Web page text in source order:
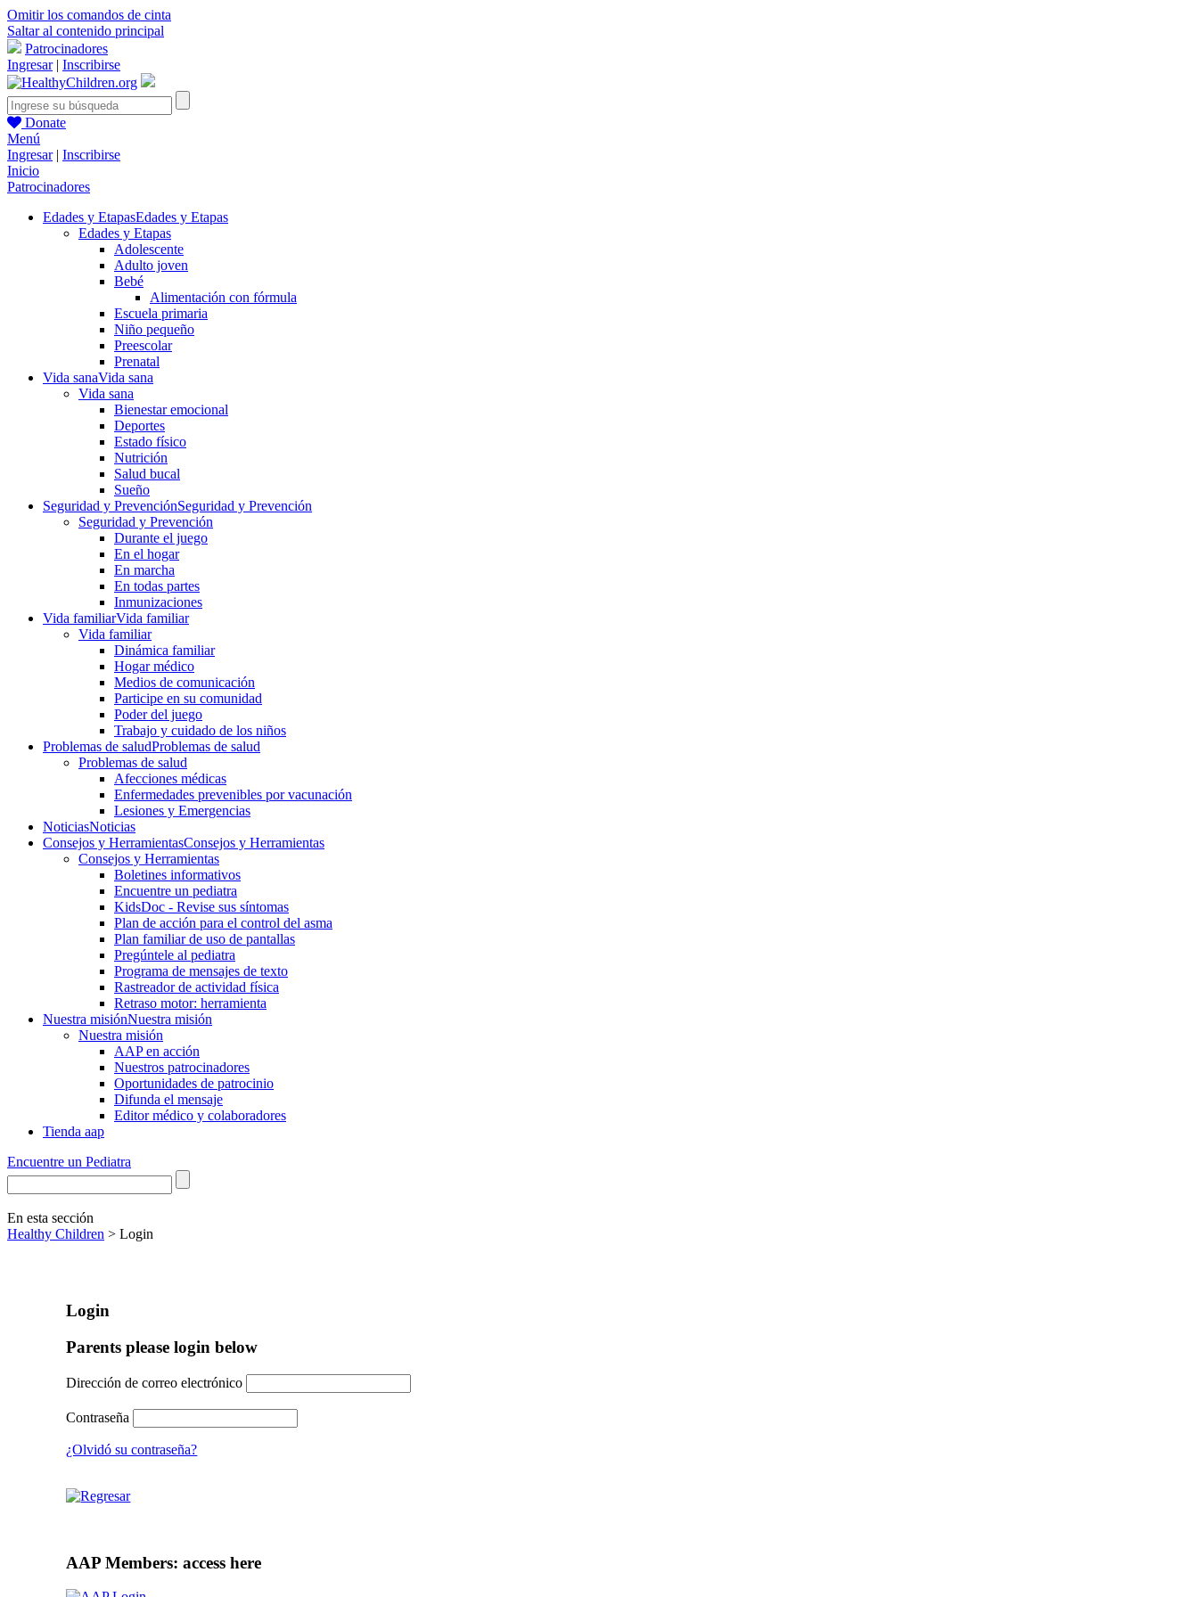
Omitir los comandos de cinta
Saltar al contenido principal
Patrocinadores
Ingresar| Inscribirse
Donate
Menú
Ingresar| Inscribirse
Inicio
Patrocinadores
Edades y EtapasEdades y Etapas
Edades y Etapas
Adolescente
Adulto joven
Bebé
Alimentación con fórmula
Escuela primaria
Niño pequeño
Preescolar
Prenatal
Vida sanaVida sana
Vida sana
Bienestar emocional
Deportes
Estado físico
Nutrición
Salud bucal
Sueño
Seguridad y PrevenciónSeguridad y Prevención
Seguridad y Prevención
Durante el juego
En el hogar
En marcha
En todas partes
Inmunizaciones
Vida familiarVida familiar
Vida familiar
Dinámica familiar
Hogar médico
Medios de comunicación
Participe en su comunidad
Poder del juego
Trabajo y cuidado de los niños
Problemas de saludProblemas de salud
Problemas de salud
Afecciones médicas
Enfermedades prevenibles por vacunación
Lesiones y Emergencias
NoticiasNoticias
Consejos y HerramientasConsejos y Herramientas
Consejos y Herramientas
Boletines informativos
Encuentre un pediatra
KidsDoc - Revise sus síntomas
Plan de acción para el control del asma
Plan familiar de uso de pantallas
Pregúntele al pediatra
Programa de mensajes de texto
Rastre​​ador de activida​d física
Retraso motor: herramienta
Nuestra misiónNuestra misión
Nuestra misión
AAP en acción
Nuestros patrocinadores
Oportunidades de patrocinio
Difunda el mensaje
Editor médico y colaboradores
Tienda aap
Encuentre un Pediatra
En esta sección
Healthy Children > Login
Login
Parents please login below
Dirección de correo electrónico
Contraseña
¿Olvidó su contraseña?
AAP Members: access here